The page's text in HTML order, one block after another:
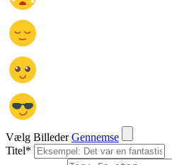
Vælg Billeder Gennemse
Titel*